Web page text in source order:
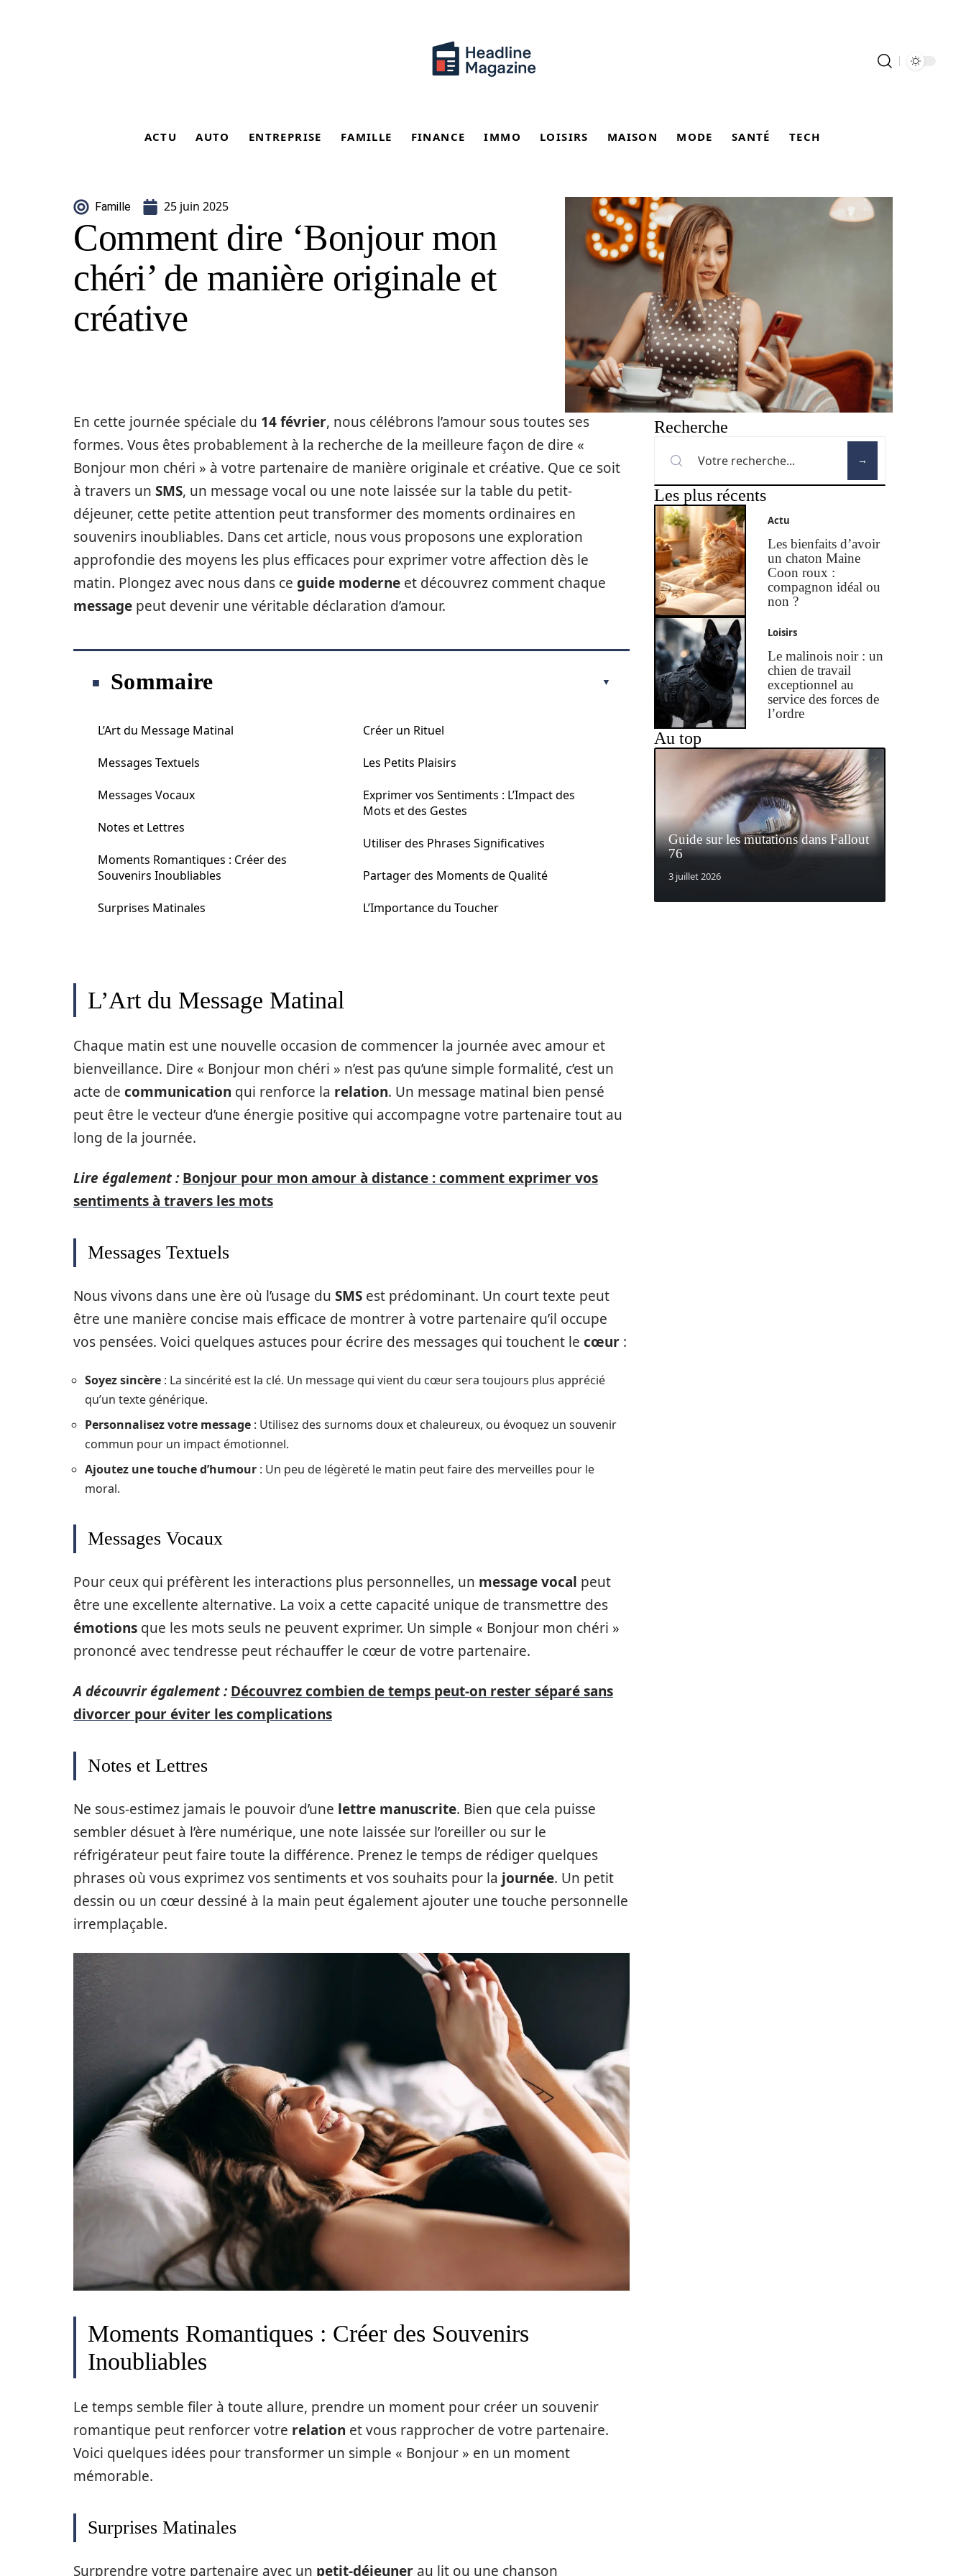
ACTU AUTO ENTREPRISE FAMILLE FINANCE IMMO LOISIRS MAISON MODE SANTÉ TECH
Famille 25 juin 2025
Comment dire ‘Bonjour mon
chéri’ de manière originale et
créative
En cette journée spéciale du 14 février, nous célébrons l’amour sous toutes ses
formes. Vous êtes probablement à la recherche de la meilleure façon de dire «
Bonjour mon chéri » à votre partenaire de manière originale et créative. Que ce soit
à travers un SMS, un message vocal ou une note laissée sur la table du petit-
déjeuner, cette petite attention peut transformer des moments ordinaires en
souvenirs inoubliables. Dans cet article, nous vous proposons une exploration
approfondie des moyens les plus efficaces pour exprimer votre affection dès le
matin. Plongez avec nous dans ce guide moderne et découvrez comment chaque
message peut devenir une véritable déclaration d’amour.
Sommaire
L’Art du Message Matinal
Messages Textuels
Messages Vocaux
Notes et Lettres
Moments Romantiques : Créer des
Souvenirs Inoubliables
Surprises Matinales
Créer un Rituel
Les Petits Plaisirs
Exprimer vos Sentiments : L’Impact des
Mots et des Gestes
Utiliser des Phrases Significatives
Partager des Moments de Qualité
L’Importance du Toucher
L’Art du Message Matinal
Chaque matin est une nouvelle occasion de commencer la journée avec amour et
bienveillance. Dire « Bonjour mon chéri » n’est pas qu’une simple formalité, c’est un
acte de communication qui renforce la relation. Un message matinal bien pensé
peut être le vecteur d’une énergie positive qui accompagne votre partenaire tout au
long de la journée.
Lire également : Bonjour pour mon amour à distance : comment exprimer vos
sentiments à travers les mots
Messages Textuels
Nous vivons dans une ère où l’usage du SMS est prédominant. Un court texte peut
être une manière concise mais efficace de montrer à votre partenaire qu’il occupe
vos pensées. Voici quelques astuces pour écrire des messages qui touchent le cœur :
Soyez sincère : La sincérité est la clé. Un message qui vient du cœur sera toujours plus apprécié
qu’un texte générique.
Personnalisez votre message : Utilisez des surnoms doux et chaleureux, ou évoquez un souvenir
commun pour un impact émotionnel.
Ajoutez une touche d’humour : Un peu de légèreté le matin peut faire des merveilles pour le
moral.
Messages Vocaux
Pour ceux qui préfèrent les interactions plus personnelles, un message vocal peut
être une excellente alternative. La voix a cette capacité unique de transmettre des
émotions que les mots seuls ne peuvent exprimer. Un simple « Bonjour mon chéri »
prononcé avec tendresse peut réchauffer le cœur de votre partenaire.
A découvrir également : Découvrez combien de temps peut-on rester séparé sans
divorcer pour éviter les complications
Notes et Lettres
Ne sous-estimez jamais le pouvoir d’une lettre manuscrite. Bien que cela puisse
sembler désuet à l’ère numérique, une note laissée sur l’oreiller ou sur le
réfrigérateur peut faire toute la différence. Prenez le temps de rédiger quelques
phrases où vous exprimez vos sentiments et vos souhaits pour la journée. Un petit
dessin ou un cœur dessiné à la main peut également ajouter une touche personnelle
irremplaçable.
Moments Romantiques : Créer des Souvenirs
Inoubliables
Le temps semble filer à toute allure, prendre un moment pour créer un souvenir
romantique peut renforcer votre relation et vous rapprocher de votre partenaire.
Voici quelques idées pour transformer un simple « Bonjour » en un moment
mémorable.
Surprises Matinales
Surprendre votre partenaire avec un petit-déjeuner au lit ou une chanson
Recherche
Les plus récents
Actu
Les bienfaits d’avoir
un chaton Maine
Coon roux :
compagnon idéal ou
non ?
Loisirs
Le malinois noir : un
chien de travail
exceptionnel au
service des forces de
l’ordre
Au top
Guide sur les mutations dans Fallout
76
3 juillet 2026